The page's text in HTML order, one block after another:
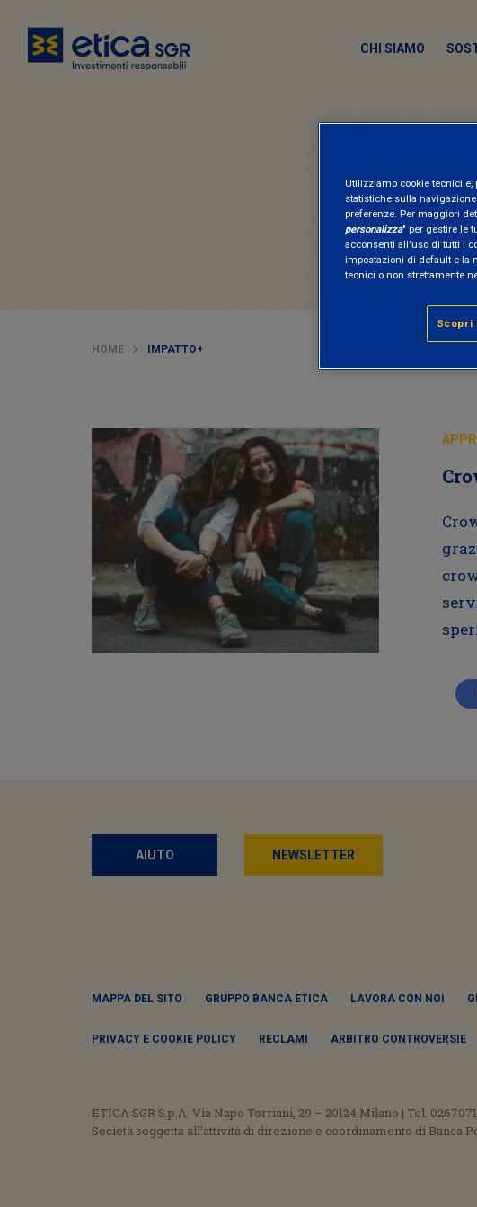
CHI SIAMO
HOME IMPATTO+
AIUTO NEWSLETTER
MAPPA DEL SITO GRUPPO BANCA ETICA LAVORA CON NOI
PRIVACY E COOKIE POLICY RECLAMI ARBITRO CONTROVERSIE
ETICA SGR S.p.A. Via Napo Torriani, 29 – 20124 Milano | Tel.
Società soggetta all’attività di direzione e coordinamento di Banca
Utilizziamo cookie tecnici e,
statistiche sulla
preferenze. Per maggiori
personalizza" per gestire le
acconsenti all'uso di tutti i
impostazioni di default e la
tecnici o non strettamente
Scopri